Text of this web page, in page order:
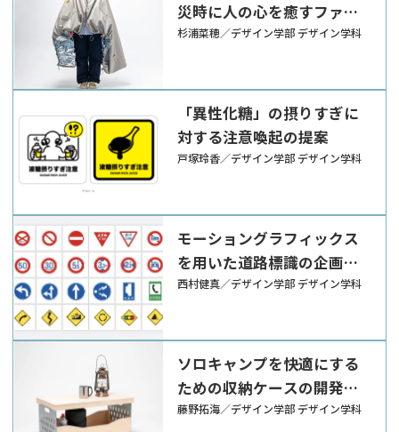
災時に人の心を癒すファッ
ションの提案─
杉浦菜穂／デザイン学部 デザイン学科
「異性化糖」の摂りすぎに
対する注意喚起の提案
戸塚玲香／デザイン学部 デザイン学科
モーショングラフィックス
を用いた道路標識の企画提
案
西村健真／デザイン学部 デザイン学科
ソロキャンプを快適にする
ための収納ケースの開発
─横から簡単にものを取り
藤野拓海／デザイン学部 デザイン学科